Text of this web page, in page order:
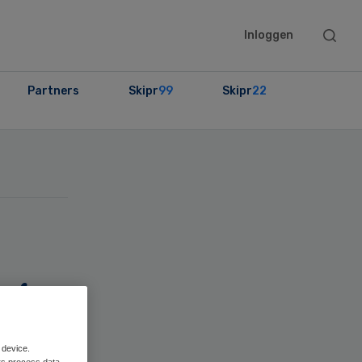
Inloggen
Search
Partners Skipr99 Skipr22